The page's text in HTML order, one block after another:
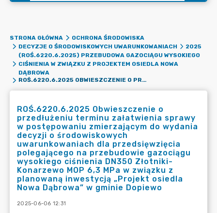
STRONA GŁÓWNA
OCHRONA ŚRODOWISKA
DECYZJE O ŚRODOWISKOWYCH UWARUNKOWANIACH
2025
(ROŚ.6220.6.2025) PRZEBUDOWA GAZOCIĄGU WYSOKIEGO
CIŚNIENIA W ZWIĄZKU Z PROJEKTEM OSIEDLA NOWA
DĄBROWA
ROŚ.6220.6.2025 OBWIESZCZENIE O PRZEDŁUŻENIU TERMINU ZAŁATWIENIA SPRAWY W POSTĘPOWANIU ZMIERZAJĄCYM DO WYDANIA DECYZJI O ŚRODOWISKOWYCH UWARUNKOWANIACH DLA PRZEDSIĘWZIĘCIA POLEGAJĄCEGO NA PRZEBUDOWIE GAZOCIĄGU WYSOKIEGO CIŚNIENIA DN350 ZŁOTNIKI-KONARZEWO MOP 6,3 MPA W ZWIĄZKU Z PLANOWANĄ INWESTYCJĄ „PROJEKT OSIEDLA NOWA DĄBROWA” W GMINIE DOPIEWO
ROŚ.6220.6.2025 Obwieszczenie o
przedłużeniu terminu załatwienia sprawy
w postępowaniu zmierzającym do wydania
decyzji o środowiskowych
uwarunkowaniach dla przedsięwzięcia
polegającego na przebudowie gazociągu
wysokiego ciśnienia DN350 Złotniki-
Konarzewo MOP 6,3 MPa w związku z
planowaną inwestycją „Projekt osiedla
Nowa Dąbrowa” w gminie Dopiewo
2025-06-06 12:31